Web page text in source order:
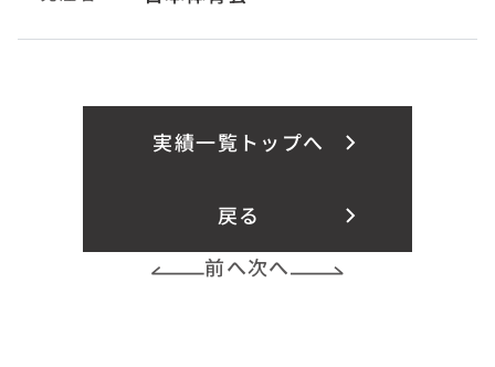
実績一覧トップへ
戻る
前へ次へ